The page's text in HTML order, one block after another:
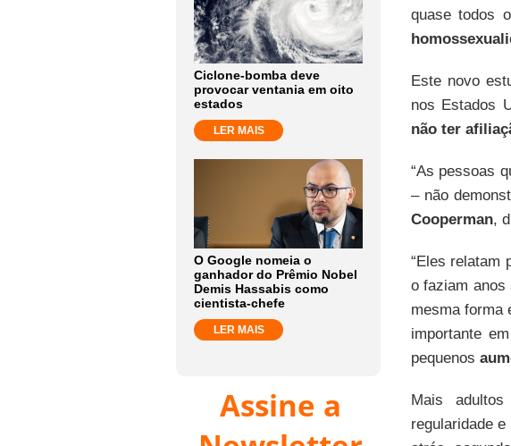
Ciclone-bomba deve
provocar ventania em oito
estados
LER MAIS
O Google nomeia o
ganhador do Prêmio Nobel
Demis Hassabis como
cientista-chefe
LER MAIS
Assine a
quase todos
Este novo
nos Estados
não ter
“As pessoas
– não
Cooperman,
“Eles relatam
o faziam anos
mesma forma
importante
pequenos
Mais
regularidade